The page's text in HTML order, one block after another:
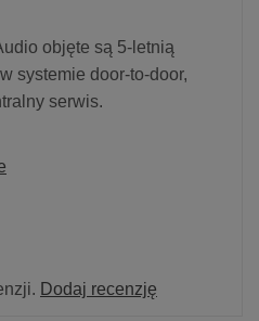
objęte są 5-letnią
systemie door-to-door,
serwis.
Dodaj recenzję